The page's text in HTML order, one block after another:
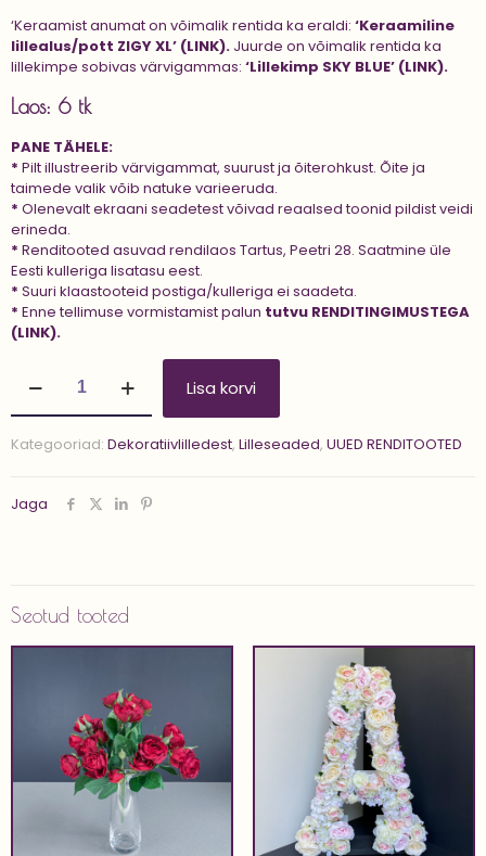
‘Keraamist anumat on võimalik rentida ka eraldi: ‘Keraamiline
lillealus/pott ZIGY XL’ (LINK). Juurde on võimalik rentida ka
lillekimpe sobivas värvigammas: ‘Lillekimp SKY BLUE’ (LINK).
Laos: 6 tk
PANE TÄHELE:
* Pilt illustreerib värvigammat, suurust ja õiterohkust. Õite ja
taimede valik võib natuke varieeruda.
* Olenevalt ekraani seadetest võivad reaalsed toonid pildist veidi
erineda.
* Renditooted asuvad rendilaos Tartus, Peetri 28. Saatmine üle
Eesti kulleriga lisatasu eest.
* Suuri klaastooteid postiga/kulleriga ei saadeta.
* Enne tellimuse vormistamist palun tutvu RENDITINGIMUSTEGA
(LINK).
keraamikas
'SKY
SILVER'
Lisa korvi
Kategooriad: Dekoratiivlilledest, Lilleseaded, UUED RENDITOOTED
Jaga
Seotud tooted